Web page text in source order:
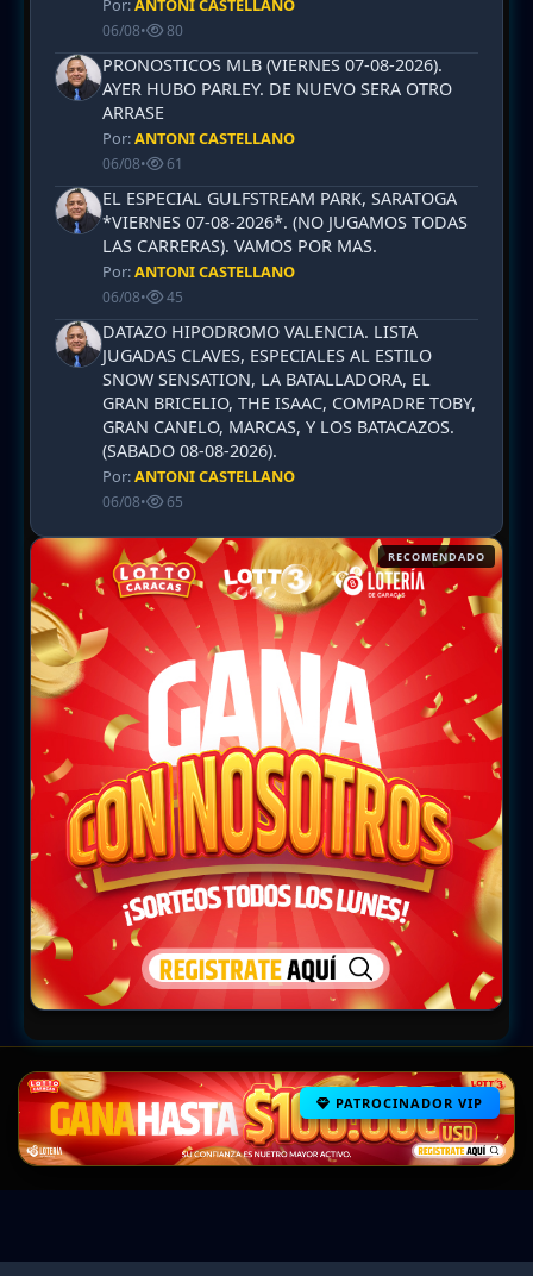
Por:ANTONI CASTELLANO
06/08• 80
PRONOSTICOS MLB (VIERNES 07-08-2026).
AYER HUBO PARLEY. DE NUEVO SERA OTRO
ARRASE
Por:ANTONI CASTELLANO
06/08• 61
EL ESPECIAL GULFSTREAM PARK, SARATOGA
*VIERNES 07-08-2026*. (NO JUGAMOS TODAS
LAS CARRERAS). VAMOS POR MAS.
Por:ANTONI CASTELLANO
06/08• 45
DATAZO HIPODROMO VALENCIA. LISTA
JUGADAS CLAVES, ESPECIALES AL ESTILO
SNOW SENSATION, LA BATALLADORA, EL
GRAN BRICELIO, THE ISAAC, COMPADRE TOBY,
GRAN CANELO, MARCAS, Y LOS BATACAZOS.
(SABADO 08-08-2026).
Por:ANTONI CASTELLANO
06/08• 65
RECOMENDADO
PATROCINADOR VIP